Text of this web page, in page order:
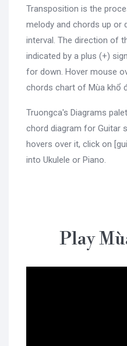
Transposition is the
melody and chords up or
interval. The direction of
indicated by a plus (+)
for down. Hover mouse
chords chart of Mùa khổ
Truongca's Diagrams
chord diagram for Guitar
hovers over it, click on
into Ukulele or Piano.
Play